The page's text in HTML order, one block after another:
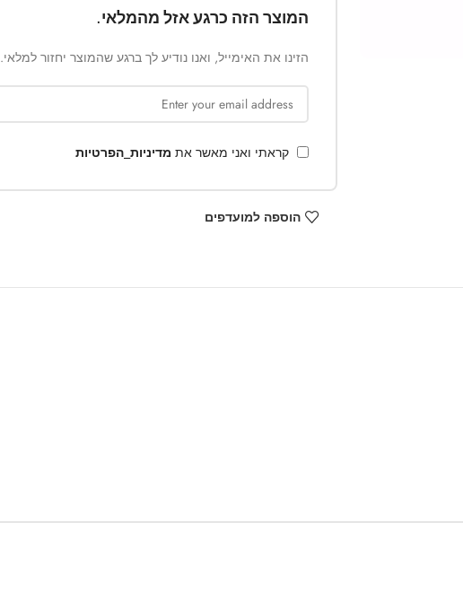
המוצר הזה כרגע אזל מהמלאי.
הזינו את האימייל, ואנו נודיע לך ברגע שהמוצר יחזור למלאי.
קראתי ואני מאשר את מדיניות_הפרטיות
הוספה למועדפים